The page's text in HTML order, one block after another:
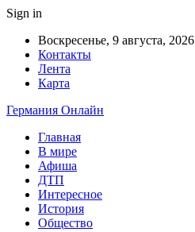
Sign in
Воскресенье, 9 августа, 2026
Контакты
Лента
Карта
Германия Онлайн
Главная
В мире
Афиша
ДТП
Интересное
История
Общество